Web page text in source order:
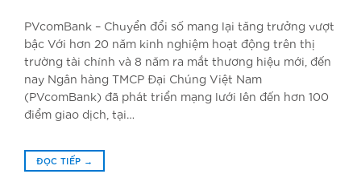
PVcomBank – Chuyển đổi số mang lại tăng trưởng vượt
bậc Với hơn 20 năm kinh nghiệm hoạt động trên thị
trường tài chính và 8 năm ra mắt thương hiệu mới, đến
nay Ngân hàng TMCP Đại Chúng Việt Nam
(PVcomBank) đã phát triển mạng lưới lên đến hơn 100
điểm giao dịch, tại…
ĐỌC TIẾP →